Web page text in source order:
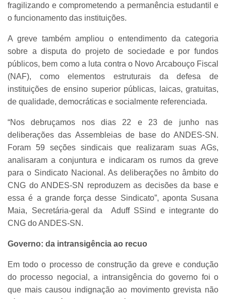
fragilizando e comprometendo a permanência estudantil e
o funcionamento das instituições.
A greve também ampliou o entendimento da categoria
sobre a disputa do projeto de sociedade e por fundos
públicos, bem como a luta contra o Novo Arcabouço Fiscal
(NAF), como elementos estruturais da defesa de
instituições de ensino superior públicas, laicas, gratuitas,
de qualidade, democráticas e socialmente referenciada.
“Nos debruçamos nos dias 22 e 23 de junho nas
deliberações das Assembleias de base do ANDES-SN.
Foram 59 seções sindicais que realizaram suas AGs,
analisaram a conjuntura e indicaram os rumos da greve
para o Sindicato Nacional. As deliberações no âmbito do
CNG do ANDES-SN reproduzem as decisões da base e
essa é a grande força desse Sindicato”, aponta Susana
Maia, Secretária-geral da Aduff SSind e integrante do
CNG do ANDES-SN.
Governo: da intransigência ao recuo
Em todo o processo de construção da greve e condução
do processo negocial, a intransigência do governo foi o
que mais causou indignação ao movimento grevista não